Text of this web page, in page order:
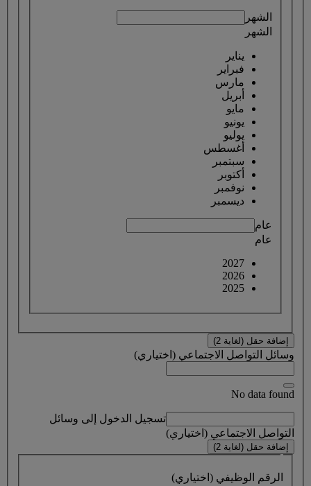
الشهر
الشهر
يناير
فبراير
مارس
أبريل
مايو
يونيو
يوليو
أغسطس
سبتمبر
أكتوبر
نوفمبر
ديسمبر
عام
عام
2027
2026
2025
إضافة حقل (لغاية 2)
وسائل التواصل الاجتماعي (اختياري)
No data found
تسجيل الدخول إلى وسائل
التواصل الاجتماعي (اختياري)
إضافة حقل (لغاية 2)
الرقم الوظيفي (اختياري)